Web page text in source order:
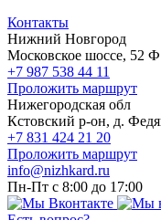
Контакты
Нижний Новгород
Московское шоссе, 52 Ф
+7 987 538 44 11
Проложить маршрут
Нижегородская обл
Кстовский р-он, д.
+7 831 424 21 20
Проложить маршрут
info@nizhkard.ru
Пн-Пт с 8:00 до 17:00